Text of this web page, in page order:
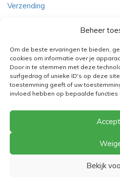
Beheer
Om de beste ervaringen te bieden,
cookies om informatie over je
Door in te stemmen met deze
surfgedrag of unieke ID's op deze
toestemming geeft of uw
invloed hebben op bepaalde functies
Bekijk
Verzending
© 2026 The